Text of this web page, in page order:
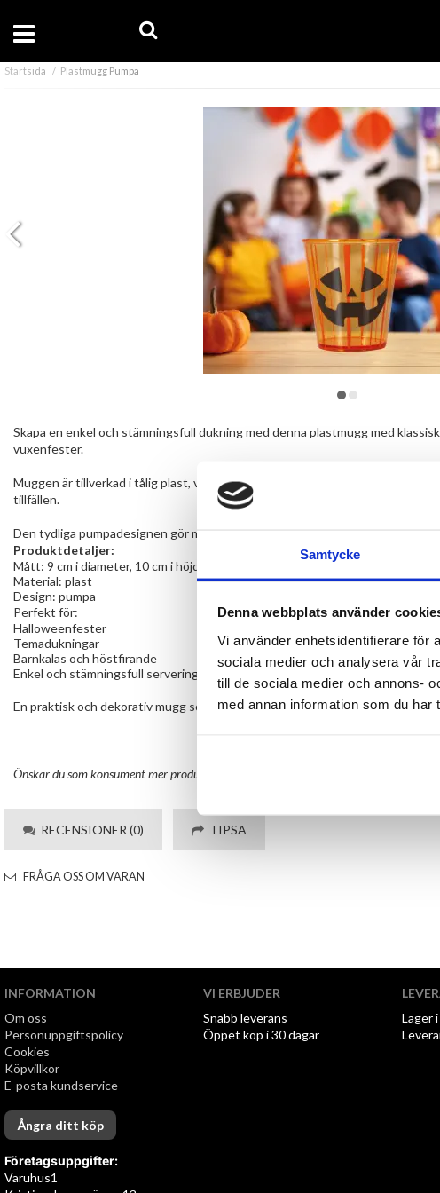
Samtycke
Denna webbplats använder
Vi använder enhetsidentifierare för
sociala medier och analysera vår
till de sociala medier och annons-
med annan information som du
Startsida Plastmugg Pumpa
Skapa en enkel och stämningsfull dukning med denna plastmugg med
vuxenfester.
Muggen är tillverkad i tålig plast, vilket gör den både praktisk och
tillfällen.
Den tydliga pumpadesignen gör muggen till en dekorativ detalj i dukningen
Produktdetaljer:
Mått: 9 cm i diameter, 10 cm i höjd
Material: plast
Design: pumpa
Perfekt för:
Halloweenfester
Temadukningar
Barnkalas och höstfirande
Enkel och stämningsfull servering
En praktisk och dekorativ mugg som snabbt lyfter hela festbordet! 🎃
Önskar du som konsument mer produktinformation maila
RECENSIONER (0) TIPSA
FRÅGA OSS OM VARAN
INFORMATION
Om oss
Personuppgiftspolicy
Cookies
Köpvillkor
E-posta kundservice
Ångra ditt köp
Företagsuppgifter:
Varuhus1
VI ERBJUDER
Snabb leverans
Öppet köp i 30 dagar
Lager